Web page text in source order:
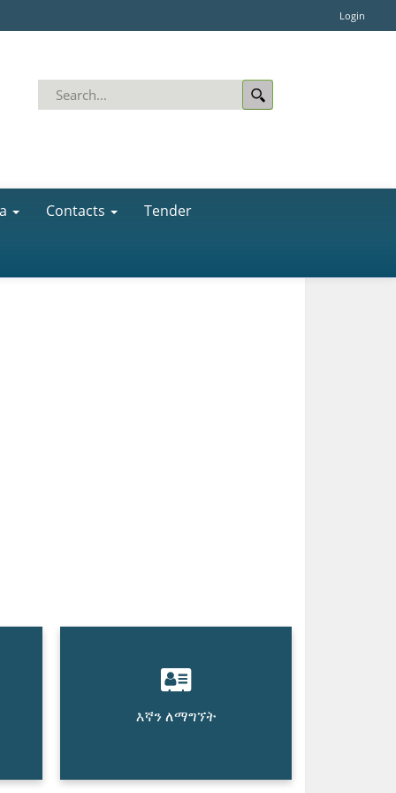
Login
Contacts Tender
እኛን ለማግኘት